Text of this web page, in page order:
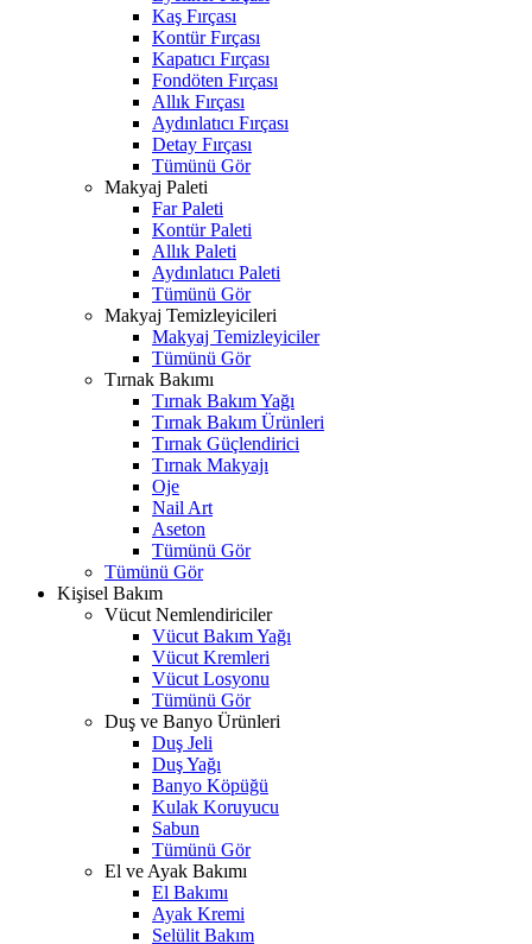
Kaş Fırçası
Kontür Fırçası
Kapatıcı Fırçası
Fondöten Fırçası
Allık Fırçası
Aydınlatıcı Fırçası
Detay Fırçası
Tümünü Gör
Makyaj Paleti
Far Paleti
Kontür Paleti
Allık Paleti
Aydınlatıcı Paleti
Tümünü Gör
Makyaj Temizleyicileri
Makyaj Temizleyiciler
Tümünü Gör
Tırnak Bakımı
Tırnak Bakım Yağı
Tırnak Bakım Ürünleri
Tırnak Güçlendirici
Tırnak Makyajı
Oje
Nail Art
Aseton
Tümünü Gör
Tümünü Gör
Kişisel Bakım
Vücut Nemlendiriciler
Vücut Bakım Yağı
Vücut Kremleri
Vücut Losyonu
Tümünü Gör
Duş ve Banyo Ürünleri
Duş Jeli
Duş Yağı
Banyo Köpüğü
Kulak Koruyucu
Sabun
Tümünü Gör
El ve Ayak Bakımı
El Bakımı
Ayak Kremi
Selülit Bakım